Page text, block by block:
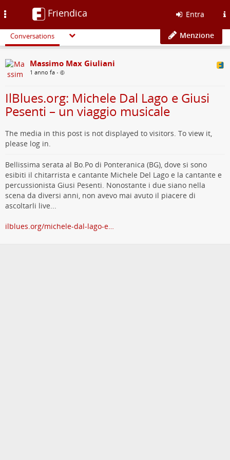
Friendica Entra
Conversations Menzione
Massimo Max Giuliani
1 anno fa •
IlBlues.org: Michele Dal Lago e Giusi
Pesenti – un viaggio musicale
The media in this post is not displayed to visitors. To view it,
please log in.
Bellissima serata al Bo.Po di Ponteranica (BG), dove si sono
esibiti il chitarrista e cantante Michele Del Lago e la cantante e
percussionista Giusi Pesenti. Nonostante i due siano nella
scena da diversi anni, non avevo mai avuto il piacere di
ascoltarli live...
ilblues.org/michele-dal-lago-e…